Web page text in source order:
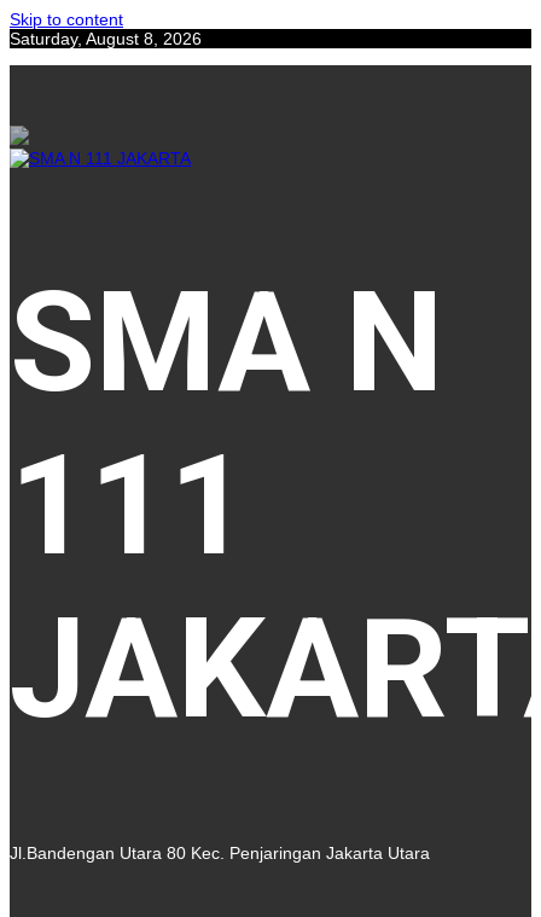
Skip to content
Saturday, August 8, 2026
SMA N
111
Jl.Bandengan Utara 80 Kec. Penjaringan Jakarta Utara